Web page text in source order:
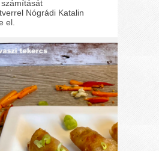
Nógrádi Katalin
el.